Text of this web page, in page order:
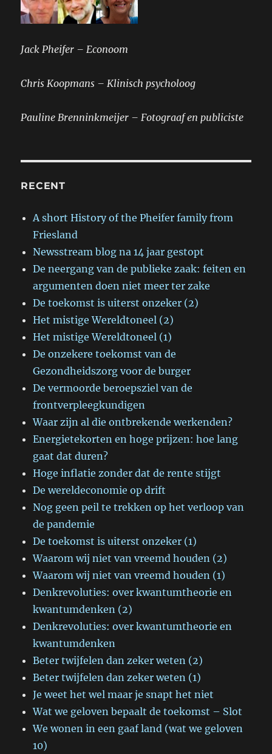
Jack Pheifer – Econoom
Chris Koopmans – Klinisch psycholoog
Pauline Brenninkmeijer – Fotograaf en publiciste
RECENT
A short History of the Pheifer family from
Friesland
Newsstream blog na 14 jaar gestopt
De neergang van de publieke zaak: feiten en
argumenten doen niet meer ter zake
De toekomst is uiterst onzeker (2)
Het mistige Wereldtoneel (2)
Het mistige Wereldtoneel (1)
De onzekere toekomst van de
Gezondheidszorg voor de burger
De vermoorde beroepsziel van de
frontverpleegkundigen
Waar zijn al die ontbrekende werkenden?
Energietekorten en hoge prijzen: hoe lang
gaat dat duren?
Hoge inflatie zonder dat de rente stijgt
De wereldeconomie op drift
Nog geen peil te trekken op het verloop van
de pandemie
De toekomst is uiterst onzeker (1)
Waarom wij niet van vreemd houden (2)
Waarom wij niet van vreemd houden (1)
Denkrevoluties: over kwantumtheorie en
kwantumdenken (2)
Denkrevoluties: over kwantumtheorie en
kwantumdenken
Beter twijfelen dan zeker weten (2)
Beter twijfelen dan zeker weten (1)
Je weet het wel maar je snapt het niet
Wat we geloven bepaalt de toekomst – Slot
We wonen in een gaaf land (wat we geloven
10)